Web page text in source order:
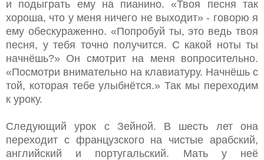
и подыграть ему на пианино. «Твоя песня так
хороша, что у меня ничего не выходит» - говорю я
ему обескураженно. «Попробуй ты, это ведь твоя
песня, у тебя точно получится. С какой ноты ты
начнёшь?» Он смотрит на меня вопросительно.
«Посмотри внимательно на клавиатуру. Начнёшь с
той, которая тебе улыбнётся.» Так мы переходим
к уроку.
Следующий урок с Зейной. В шесть лет она
переходит с французского на чистые арабский,
английский и португальский. Мать у неё